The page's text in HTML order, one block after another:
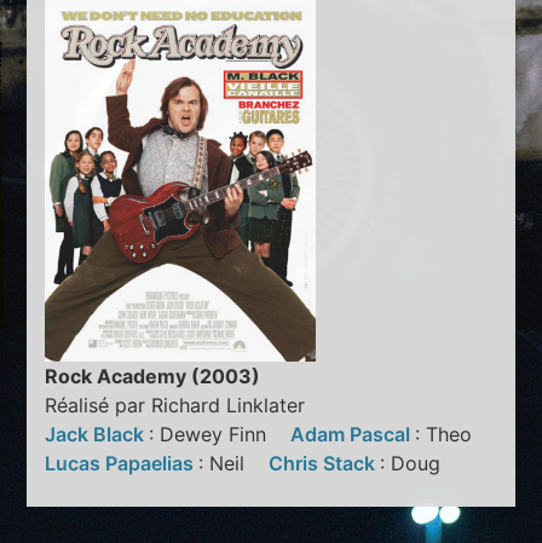
Rock Academy (2003)
Réalisé par Richard Linklater
Jack Black : Dewey Finn Adam Pascal : Theo
Lucas Papaelias : Neil Chris Stack : Doug